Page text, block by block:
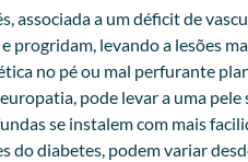
associada a um déficit de
progridam, levando a lesões
no pé ou mal perfurante
pode levar a uma
se instalem com mais
do diabetes, podem variar